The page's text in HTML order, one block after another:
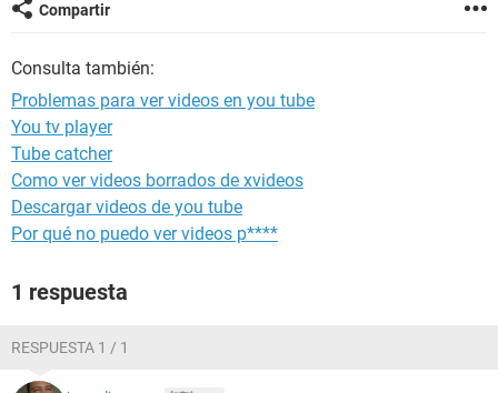
Compartir
Consulta también:
Problemas para ver videos en you tube
You tv player
Tube catcher
Como ver videos borrados de xvideos
Descargar videos de you tube
Por qué no puedo ver videos p****
1 respuesta
RESPUESTA 1 / 1